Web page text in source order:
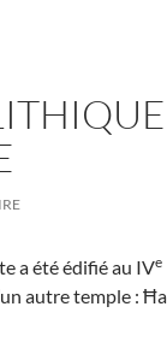
a été édifié au IVe
autre temple :